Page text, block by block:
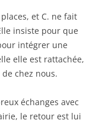
et C. ne fait
insiste pour que
intégrer une
elle est rattachée,
chez nous.
échanges avec
le retour est lui